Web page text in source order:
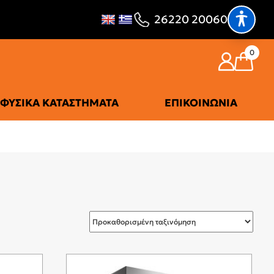
26220 20060
0
ΣΥΝΤΗΡΗΤΈΣ ΚΡΑΣΙΏΝ
ΦΥΣΙΚΆ ΚΑΤΑΣΤΉΜΑΤΑ ΕΠΙΚΟΙΝΩΝΊΑ